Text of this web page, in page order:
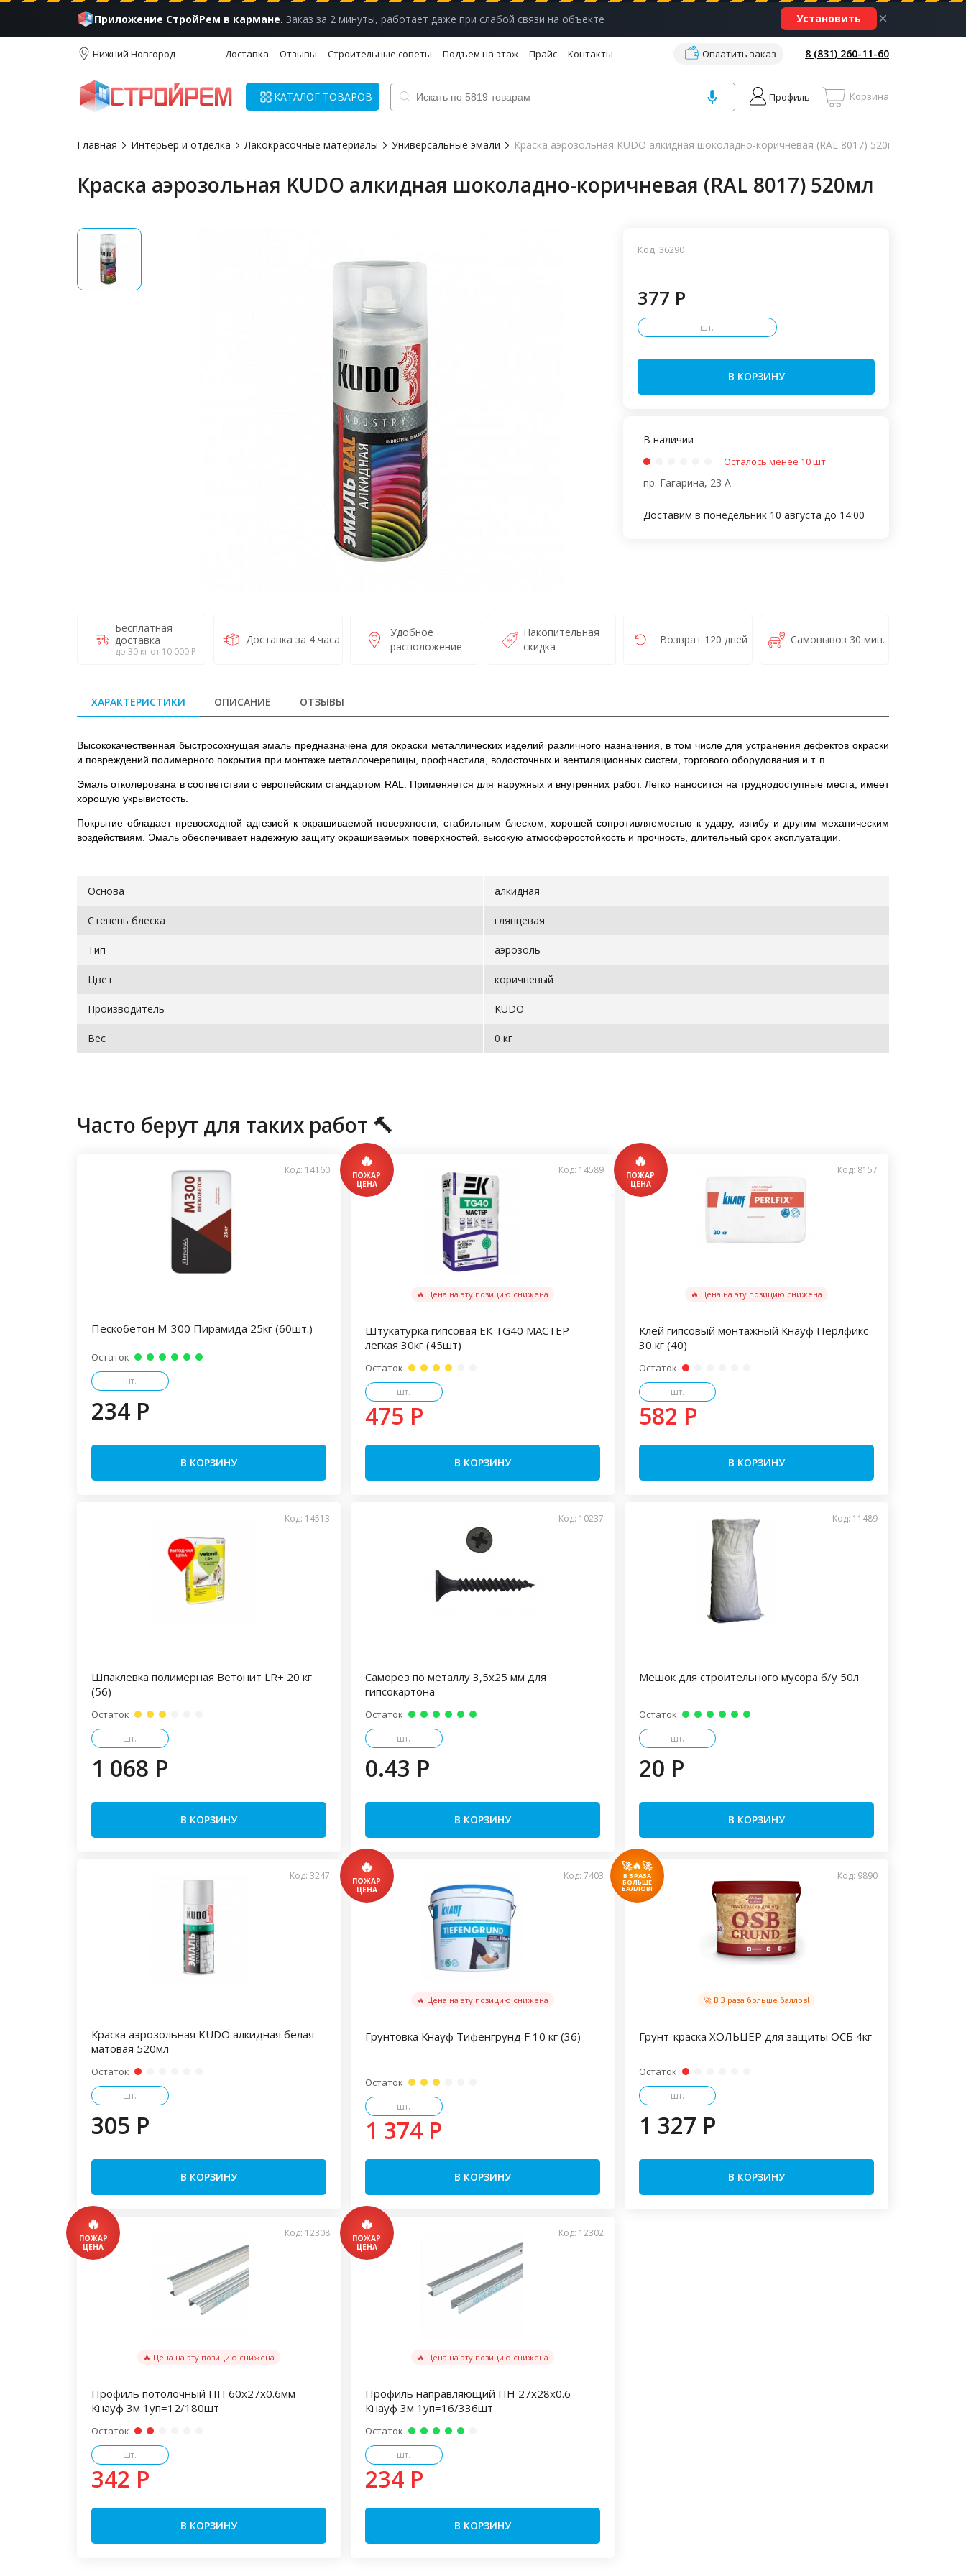
Приложение СтройРем в кармане. Заказ за 2 минуты, работает даже при слабой связи на объекте Установить ×
Нижний Новгород Доставка Отзывы Строительные советы Подъем на этаж Прайс Контакты Оплатить заказ 8 (831) 260-11-60
КАТАЛОГ ТОВАРОВ Профиль Корзина
Главная Интерьер и отделка Лакокрасочные материалы Универсальные эмали Краска аэрозольная KUDO алкидная шоколадно-коричневая (RAL 8017) 520мл
Краска аэрозольная KUDO алкидная шоколадно-коричневая (RAL 8017) 520мл
Код: 36290
377 P
шт.
В КОРЗИНУ
В наличии
Осталось менее 10 шт.
пр. Гагарина, 23 А
Доставим в понедельник 10 августа до 14:00
Бесплатная
доставка
до 30 кг от 10 000 Р
Доставка за 4 часа
Удобное
расположение
Накопительная
скидка
Возврат 120 дней Самовывоз 30 мин.
ХАРАКТЕРИСТИКИ ОПИСАНИЕ ОТЗЫВЫ
Высококачественная быстросохнущая эмаль предназначена для окраски металлических изделий различного назначения, в том числе для устранения дефектов окраски
и повреждений полимерного покрытия при монтаже металлочерепицы, профнастила, водосточных и вентиляционных систем, торгового оборудования и т. п.
Эмаль отколерована в соответствии с европейским стандартом RAL. Применяется для наружных и внутренних работ. Легко наносится на труднодоступные места, имеет
хорошую укрывистость.
Покрытие обладает превосходной адгезией к окрашиваемой поверхности, стабильным блеском, хорошей сопротивляемостью к удару, изгибу и другим механическим
воздействиям. Эмаль обеспечивает надежную защиту окрашиваемых поверхностей, высокую атмосферостойкость и прочность, длительный срок эксплуатации.
Основа алкидная
Степень блеска глянцевая
Тип аэрозоль
Цвет коричневый
Производитель KUDO
Вес 0 кг
Часто берут для таких работ 🔨
Код: 14160
Пескобетон М-300 Пирамида 25кг (60шт.)
Остаток
шт.
234 P
В КОРЗИНУ
Код: 14589
🔥 Цена на эту позицию снижена
Штукатурка гипсовая ЕК TG40 МАСТЕР
легкая 30кг (45шт)
Остаток
шт.
475 P
В КОРЗИНУ
Код: 8157
🔥 Цена на эту позицию снижена
Клей гипсовый монтажный Кнауф Перлфикс
30 кг (40)
Остаток
шт.
582 P
В КОРЗИНУ
Код: 14513
Шпаклевка полимерная Ветонит LR+ 20 кг
(56)
Остаток
шт.
1 068 P
В КОРЗИНУ
Код: 10237
Саморез по металлу 3,5х25 мм для
гипсокартона
Остаток
шт.
0.43 P
В КОРЗИНУ
Код: 11489
Мешок для строительного мусора б/у 50л
Остаток
шт.
20 P
В КОРЗИНУ
Код: 3247
Краска аэрозольная KUDO алкидная белая
матовая 520мл
Остаток
шт.
305 P
В КОРЗИНУ
Код: 7403
🔥 Цена на эту позицию снижена
Грунтовка Кнауф Тифенгрунд F 10 кг (36)
Остаток
шт.
1 374 P
В КОРЗИНУ
🚀🔥🚀
В 3 РАЗА
БОЛЬШЕ
БАЛЛОВ!
Код: 9890
🚀 В 3 раза больше баллов!
Грунт-краска ХОЛЬЦЕР для защиты ОСБ 4кг
Остаток
шт.
1 327 P
В КОРЗИНУ
Код: 12308
🔥 Цена на эту позицию снижена
Профиль потолочный ПП 60х27х0.6мм
Кнауф 3м 1уп=12/180шт
Остаток
шт.
342 P
В КОРЗИНУ
Код: 12302
🔥 Цена на эту позицию снижена
Профиль направляющий ПН 27х28х0.6
Кнауф 3м 1уп=16/336шт
Остаток
шт.
234 P
В КОРЗИНУ